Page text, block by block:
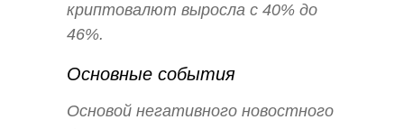
криптовалют выросла c 40% до
46%.
Основные события
Основой негативного новостного